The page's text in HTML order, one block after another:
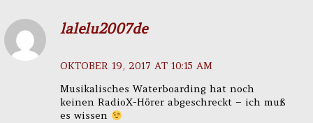
lalelu2007de
OKTOBER 19, 2017 AT 10:15 AM
Musikalisches Waterboarding hat noch
keinen RadioX-Hörer abgeschreckt – ich muß
es wissen